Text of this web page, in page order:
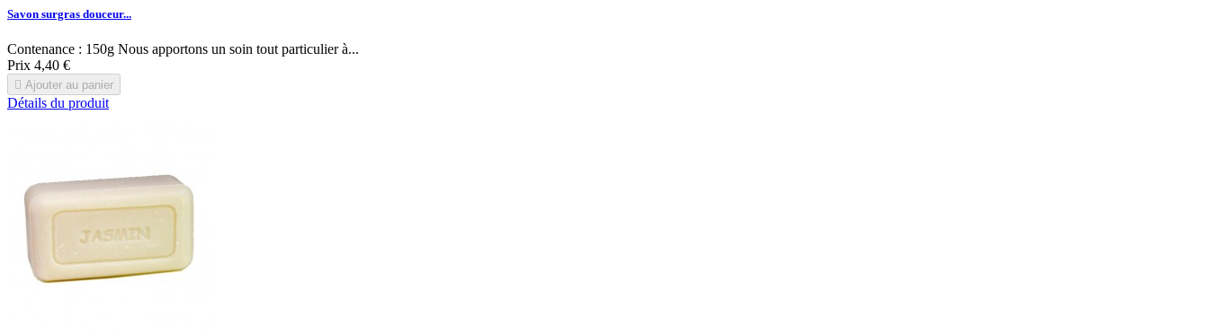
Savon surgras douceur...
Contenance : 150g Nous apportons un soin tout particulier à...
Prix 4,40 €
 Ajouter au panier
Détails du produit